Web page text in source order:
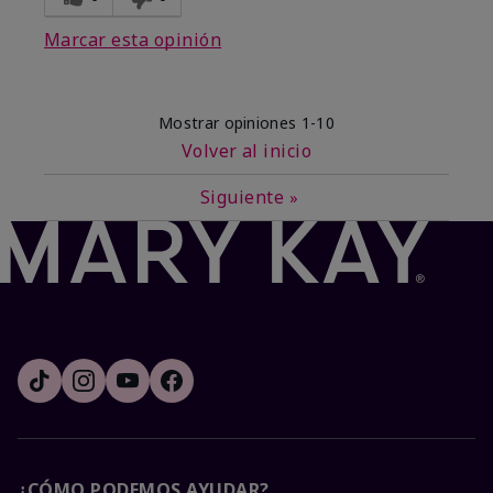
Marcar esta opinión
Mostrar opiniones 1-10
Volver al inicio
Siguiente »